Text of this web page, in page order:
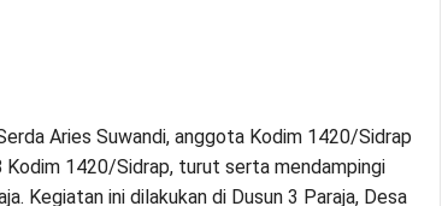
Aries Suwandi, anggota Kodim 1420/Sidrap
1420/Sidrap, turut serta mendampingi
Kegiatan ini dilakukan di Dusun 3 Paraja, Desa